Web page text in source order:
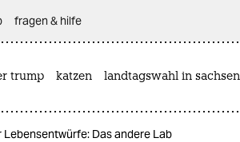
fragen & hilfe
trump katzen landtagswahl in
Lebensentwürfe: Das andere Lab